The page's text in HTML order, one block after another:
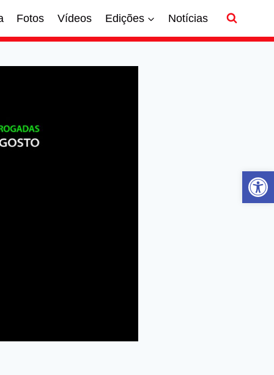
Fotos Vídeos Edições Notícias